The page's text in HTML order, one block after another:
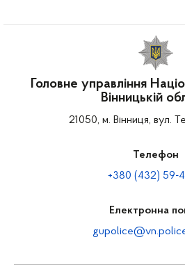
Головне управління
Вінницькій
21050, м. Вінниця, вул.
Телефон
+380 (432) 59-
Електронна